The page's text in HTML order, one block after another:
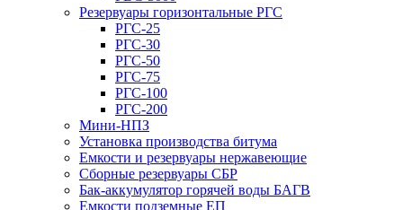
Резервуары горизонтальные РГС
РГС-25
РГС-30
РГС-50
РГС-75
РГС-100
РГС-200
Мини-НПЗ
Установка производства битума
Емкости и резервуары нержавеющие
Сборные резервуары СБР
Бак-аккумулятор горячей воды БАГВ
Емкости подземные ЕП